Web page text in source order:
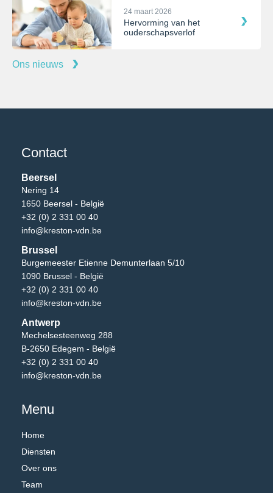
24 maart 2026
Hervorming van het
ouderschapsverlof
Ons nieuws
Contact
Beersel
Nering 14
1650 Beersel - België
+32 (0) 2 331 00 40
info@kreston-vdn.be
Brussel
Burgemeester Etienne Demunterlaan 5/10
1090 Brussel - België
+32 (0) 2 331 00 40
info@kreston-vdn.be
Antwerp
Mechelsesteenweg 288
B-2650 Edegem - België
+32 (0) 2 331 00 40
info@kreston-vdn.be
Menu
Home
Diensten
Over ons
Team